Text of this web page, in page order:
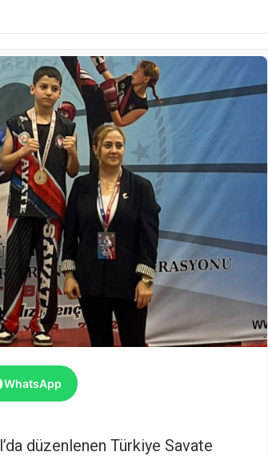
WhatsApp
düzenlenen Türkiye Savate